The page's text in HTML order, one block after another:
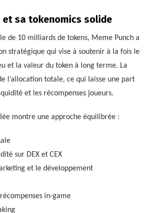
et sa tokenomics solide
de 10 milliards de tokens, Meme Punch a
stratégique qui vise à soutenir à la fois le
et la valeur du token à long terme. La
l’allocation totale, ce qui laisse une part
et les récompenses joueurs.
montre une approche équilibrée :
sur DEX et CEX
et le développement
in-game